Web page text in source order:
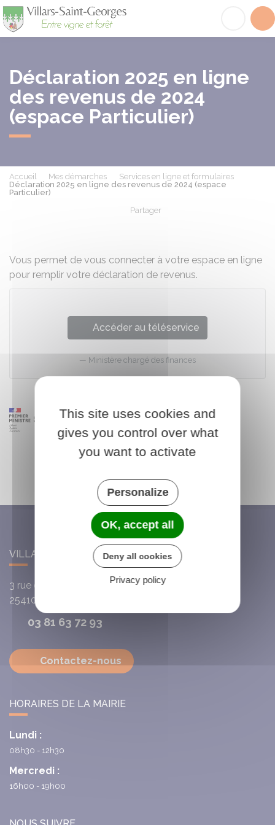
Déclaration 2025 en ligne
des revenus de 2024
(espace Particulier)
Accueil Mes démarches
Services en ligne et formulaires
Déclaration 2025 en ligne des revenus de 2024 (espace
Particulier)
Partager
Vous permet de vous connecter à votre espace en ligne
pour remplir votre déclaration de revenus.
Accéder au téléservice
Ministère chargé des finances
VILLARS-SAINT-GEORGES
3 rue de l'Église
25410
03 81 63 72 93
Contactez-nous
HORAIRES DE LA MAIRIE
Lundi :
08h30 - 12h30
Mercredi :
16h00 - 19h00
This site uses cookies and
gives you control over what
you want to activate
Personalize
OK, accept all
Deny all cookies
Privacy policy